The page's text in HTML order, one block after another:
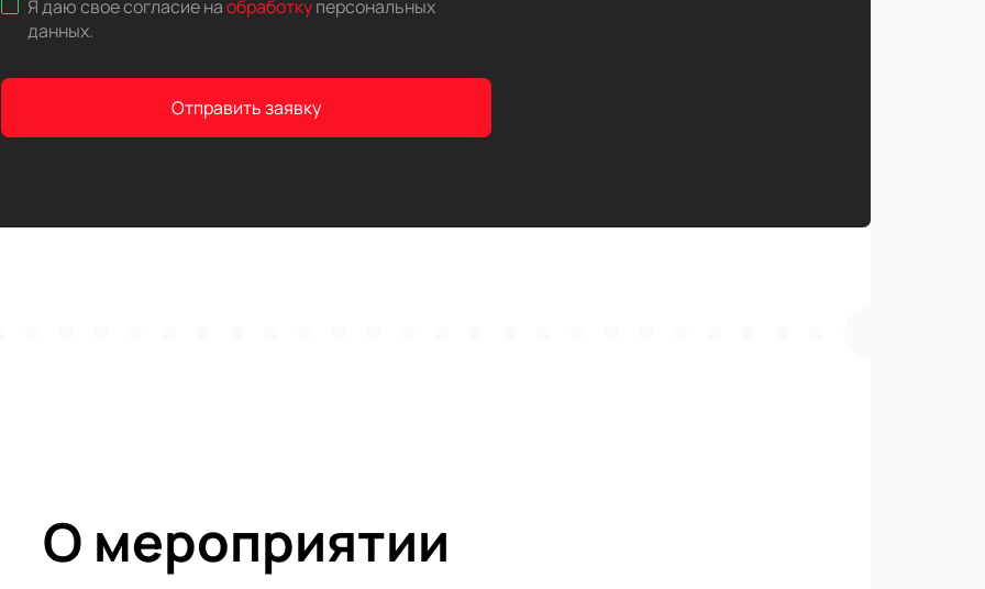
Я даю свое согласие наобработкуперсональных
данных.
Отправить заявку
О мероприятии